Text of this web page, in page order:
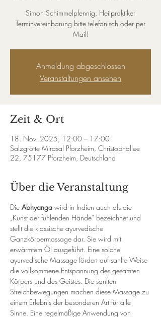
Simon Schimmelpfennig, Heilpraktiker
Terminvereinbarung bitte telefonisch oder per
Mail!
Anmeldung abgeschlossen
Veranstaltungen ansehen
Zeit & Ort
18. Nov. 2025, 12:00 – 17:00
Salzgrotte Mirasal Pforzheim, Christophallee
22, 75177 Pforzheim, Deutschland
Über die Veranstaltung
Die Abhyanga wird in Indien auch als die
„Kunst der fühlenden Hände“ bezeichnet und
stellt die klassische ayurvedische
Ganzkörpermassage dar. Sie wird mit
erwärmtem Öl ausgeführt. Eine solche
ayurvedische Massage fördert auf sanfte Weise
die vollkommene Entspannung des gesamten
Körpers und des Geistes. Die sanften
Streichbewegungen machen diese Massage zu
einem Erlebnis der besonderen Art für alle
Sinne. Eine regelmäßige Anwendung von